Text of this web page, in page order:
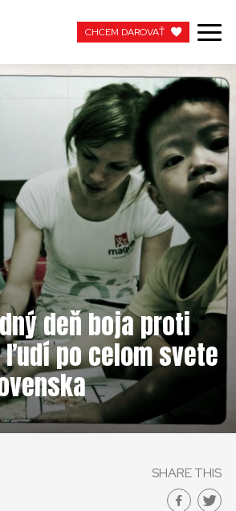
CHCEM DAROVAŤ
NAMI
CHCEM DAROVAŤ
deň boja proti
ľudí po celom svete
SHARE THIS